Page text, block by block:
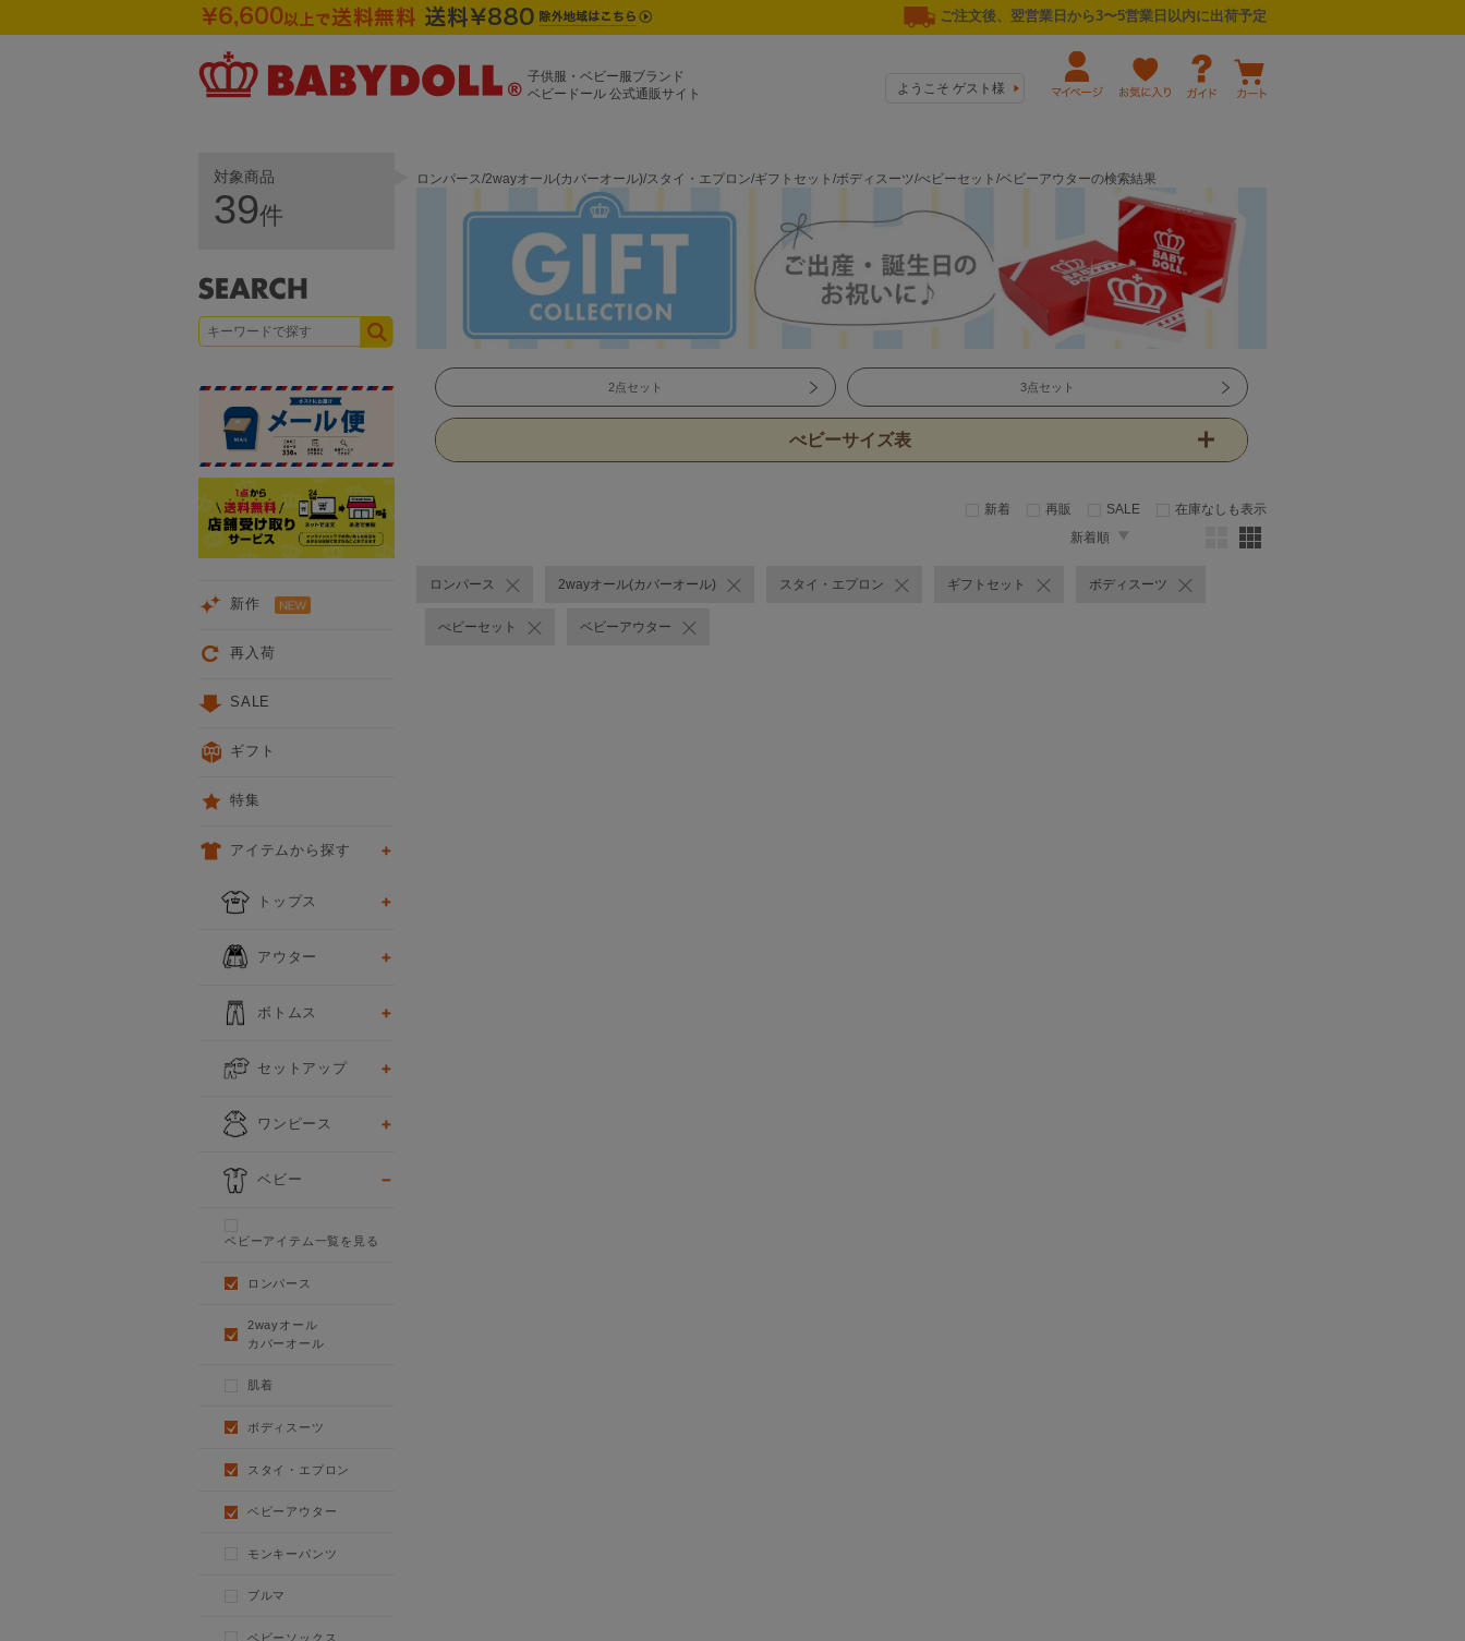
ご注文後、翌営業日から3〜5営業日以内に出荷予定
子供服・ベビー服ブランド
ベビードール 公式通販サイト
ようこそ ゲスト様
ロンパース/2wayオール(カバーオール)/スタイ・エプロン/ギフトセット/ボディスーツ/べビーセット/ベビーアウターの検索結果
2点セット 3点セット
べビーサイズ表
新着 再販 SALE
在庫なしも表示
新着順
ロンパース 2wayオール(カバーオール) スタイ・エプロン ギフトセット ボディスーツ
べビーセット ベビーアウター
対象商品
39件
新作
再入荷
SALE
ギフト
特集
アイテムから探す
トップス
アウター
ボトムス
セットアップ
ワンピース
ベビー
ベビーアイテム一覧を見る
ロンパース
2wayオール
カバーオール
肌着
ボディスーツ
スタイ・エプロン
ベビーアウター
モンキーパンツ
ブルマ
ベビーソックス